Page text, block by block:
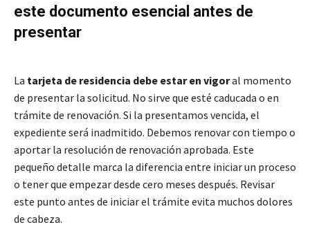
este documento esencial antes de
presentar
La tarjeta de residencia debe estar en vigoral momento
de presentar la solicitud. No sirve que esté caducada o en
trámite de renovación. Si la presentamos vencida, el
expediente será inadmitido. Debemos renovar con tiempo o
aportar la resolución de renovación aprobada. Este
pequeño detalle marca la diferencia entre iniciar un proceso
o tener que empezar desde cero meses después. Revisar
este punto antes de iniciar el trámite evita muchos dolores
de cabeza.